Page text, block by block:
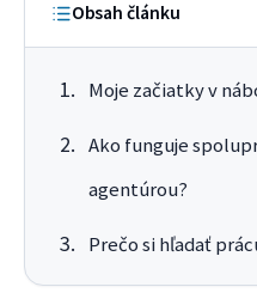
Obsah článku
Moje začiatky v
Ako funguje
agentúrou?
Prečo si hľadať